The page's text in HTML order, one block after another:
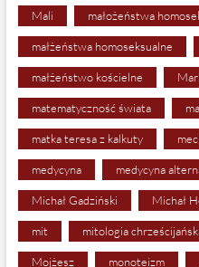
Mali małożeństwa
małżeństwa homoseksualne
małżeństwo kościelne
matematyczność świata
matka teresa z kalkuty
medycyna medycyna
Michał Gadziński Michał
mit mitologia
Mojżesz monoteizm